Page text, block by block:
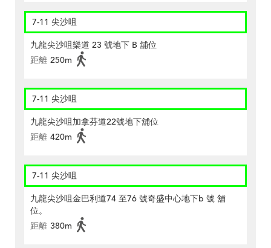
7-11 尖沙咀
九龍尖沙咀樂道 23 號地下 B 舖位
距離 250m
7-11 尖沙咀
九龍尖沙咀加拿芬道22號地下舖位
距離 420m
7-11 尖沙咀
九龍尖沙咀金巴利道74 至76 號奇盛中心地下b 號 舖
位。
距離 380m